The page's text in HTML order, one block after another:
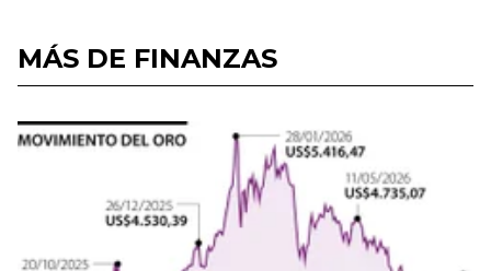
MÁS DE FINANZAS